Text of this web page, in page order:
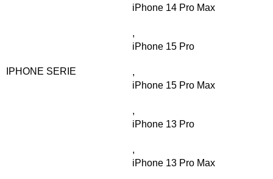
IPHONE SERIE
iPhone 14 Pro Max
,
iPhone 15 Pro
,
iPhone 15 Pro Max
,
iPhone 13 Pro
,
iPhone 13 Pro Max